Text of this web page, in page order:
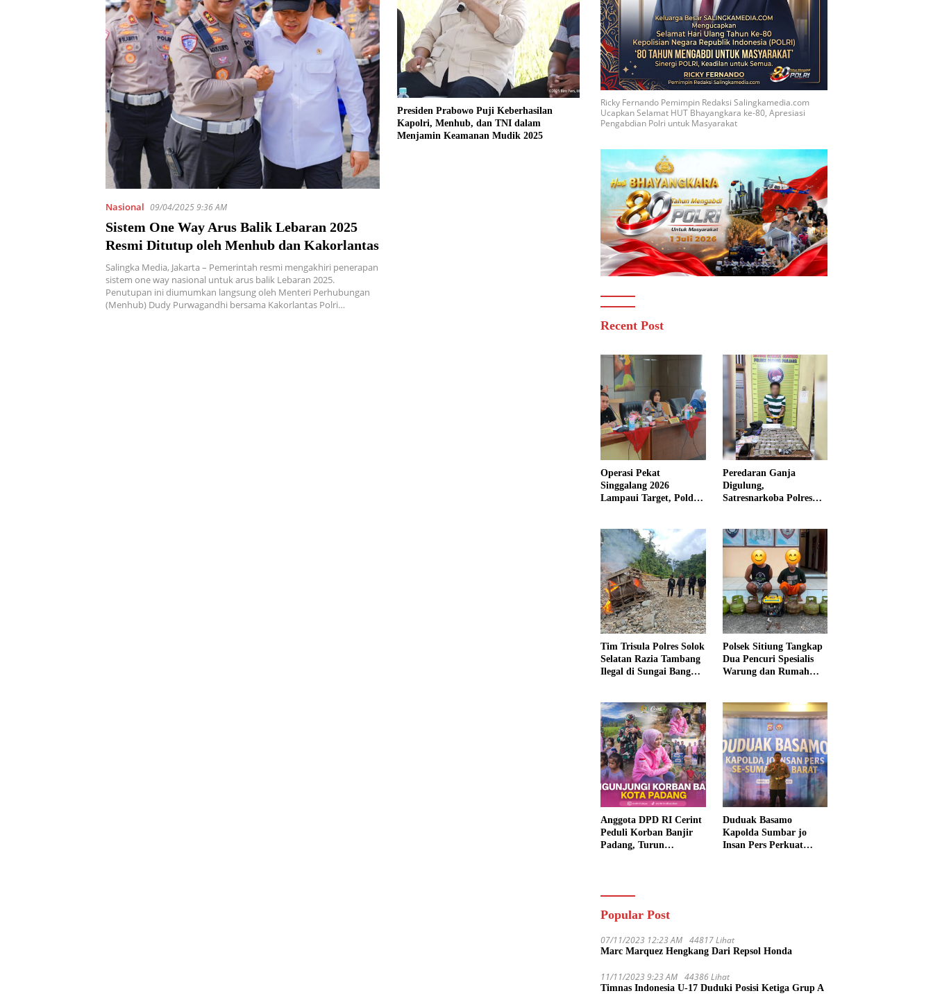
Nasional 09/04/2025 9:36 AM
Sistem One Way Arus Balik Lebaran 2025
Resmi Ditutup oleh Menhub dan Kakorlantas
Salingka Media, Jakarta – Pemerintah resmi mengakhiri penerapan
sistem one way nasional untuk arus balik Lebaran 2025.
Penutupan ini diumumkan langsung oleh Menteri Perhubungan
(Menhub) Dudy Purwagandhi bersama Kakorlantas Polri…
Presiden Prabowo Puji Keberhasilan
Kapolri, Menhub, dan TNI dalam
Menjamin Keamanan Mudik 2025
Ricky Fernando Pemimpin Redaksi Salingkamedia.com
Ucapkan Selamat HUT Bhayangkara ke-80, Apresiasi
Pengabdian Polri untuk Masyarakat
Recent Post
Operasi Pekat
Singgalang 2026
Lampaui Target, Polda
Kriminal
Peredaran Ganja
Digulung,
Satresnarkoba Polres
Siap Edar di Tanah
Datar
Tim Trisula Polres Solok
Selatan Razia Tambang
Ilegal di Sungai Bangko,
Polsek Sitiung Tangkap
Dua Pencuri Spesialis
Warung dan Rumah
Anggota DPD RI Cerint
Peduli Korban Banjir
Padang, Turun
Duduak Basamo
Kapolda Sumbar jo
Insan Pers Perkuat
Popular Post
07/11/2023 12:23 AM 44817 Lihat
Marc Marquez Hengkang Dari Repsol Honda
11/11/2023 9:23 AM 44386 Lihat
Timnas Indonesia U-17 Duduki Posisi Ketiga Grup A